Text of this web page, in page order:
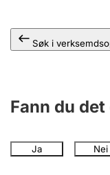
Søk i
Fann du
Ja Nei